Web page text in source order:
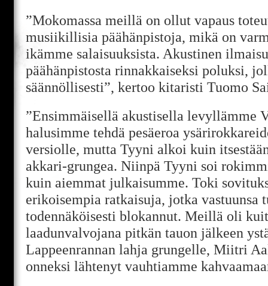
”Mokomassa meillä on ollut vapaus
musiikillisia päähänpistoja, mikä on
ikämme salaisuuksista. Akustinen
päähänpistosta rinnakkaiseksi poluksi,
säännöllisesti”, kertoo kitaristi Tuomo
”Ensimmäisellä akustisella levyllämme
halusimme tehdä pesäeroa
versiolle, mutta Tyyni alkoi kuin
akkari-grungea. Niinpä Tyyni soi
kuin aiemmat julkaisumme. Toki
erikoisempia ratkaisuja, jotka vastuunsa
todennäköisesti blokannut. Meillä oli
laadunvalvojana pitkän tauon jälkeen
Lappeenrannan lahja grungelle, Miitri
onneksi lähtenyt vauhtiamme